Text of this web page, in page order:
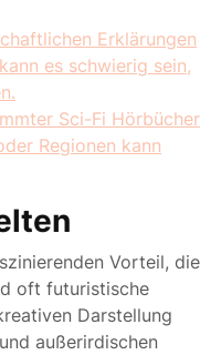
Erklärungen
es schwierig sein,
Sci-Fi Hörbücher
Regionen kann
Vorteil, die
oft futuristische
Darstellung
außerirdischen